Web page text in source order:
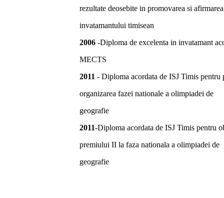
rezultate deosebite in promovarea si afirmarea
invatamantului timisean
2006 -Diploma de excelenta in invatamant
MECTS
2011 - Diploma acordata de ISJ Timis pentru
organizarea fazei nationale a olimpiadei de
geografie
2011-Diploma acordata de ISJ Timis pentru
premiului II la faza nationala a olimpiadei de
geografie